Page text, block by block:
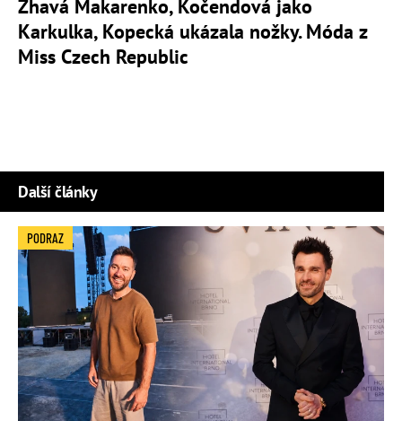
Žhavá Makarenko, Kočendová jako
Karkulka, Kopecká ukázala nožky. Móda z
Miss Czech Republic
Další články
PODRAZ